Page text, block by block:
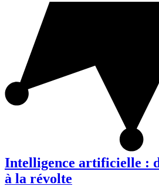
Intelligence artificielle :
à la révolte